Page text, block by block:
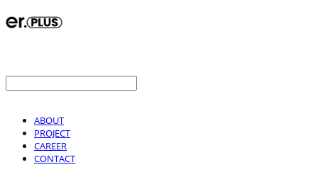
ABOUT
PROJECT
CAREER
CONTACT